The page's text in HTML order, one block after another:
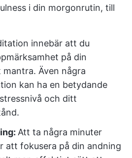
i din morgonrutin, till
innebär att du
på din
Även några
kan ha en betydande
och ditt
Att ta några minuter
att fokusera på din andning